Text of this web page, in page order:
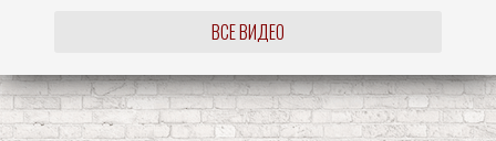
ВСЕ ВИДЕО